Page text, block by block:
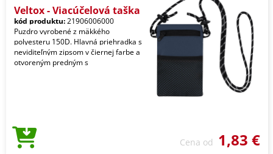
Veltox - Viacúčelová taška
kód produktu:21906006000
Puzdro vyrobené z mäkkého
polyesteru 150D. Hlavná priehradka s
neviditeľným zipsom v čiernej farbe a
otvoreným predným s
Cena od 1,83 €